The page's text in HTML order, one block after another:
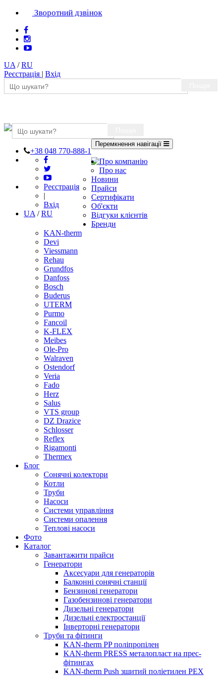
Зворотний дзвінок
UA /RU
Реєстрація | Вхід
+38 048 770-888-1
Реєстрація
|
Вхід
UA /RU
Перемкнення навігації
Про компанію
Про нас
Новини
Прайси
Сертифікати
Об'єкти
Відгуки клієнтів
Бренди
KAN-therm
Devi
Viessmann
Rehau
Grundfos
Danfoss
Bosch
Buderus
UTERM
Purmo
Fancoil
K-FLEX
Meibes
Ole-Pro
Walraven
Ostendorf
Veria
Fado
Herz
Salus
VTS group
DZ Drazice
Schlosser
Reflex
Rigamonti
Thermex
Блог
Сонячні колектори
Котли
Труби
Насоси
Системи управління
Системи опалення
Теплові насоси
Фото
Каталог
Завантажити прайси
Генератори
Аксесуари для генераторів
Балконні сонячні станції
Бензинові генератори
Газобензинові генератори
Дизельні генератори
Дизельні електростанції
Інверторні генератори
Труби та фітинги
KAN-therm PP поліпропілен
KAN-therm PRESS металопласт на прес-
фітингах
KAN-therm Push зшитий поліетилен PEX